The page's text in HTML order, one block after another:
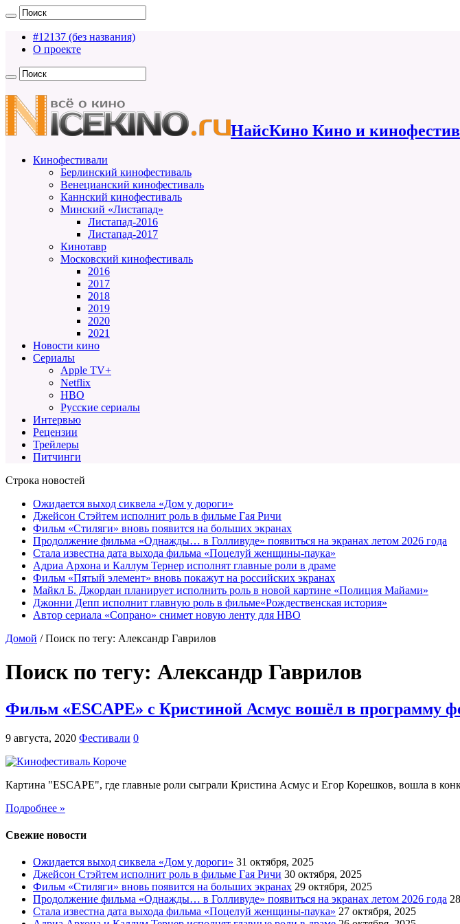
#12137 (без названия)
О проекте
НайсКино Кино и
Кинофестивали
Берлинский кинофестиваль
Венецианский кинофестиваль
Каннский кинофестиваль
Минский «Листапад»
Листапад-2016
Листапад-2017
Кинотавр
Московский кинофестиваль
2016
2017
2018
2019
2020
2021
Новости кино
Сериалы
Apple TV+
Netflix
HBO
Русские сериалы
Интервью
Рецензии
Трейлеры
Питчинги
Строка новостей
Ожидается выход сиквела «Дом у дороги»
Джейсон Стэйтем исполнит роль в фильме Гая Ричи
Фильм «Стиляги» вновь появится на больших экранах
Продолжение фильма «Однажды… в Голливуде» появиться на экранах летом 2026 года
Стала известна дата выхода фильма «Поцелуй женщины-паука»
Адриа Архона и Каллум Тернер исполнят главные роли в драме
Фильм «Пятый элемент» вновь покажут на российских экранах
Майкл Б. Джордан планирует исполнить роль в новой картине «Полиция Майами»
Джонни Депп исполнит главную роль в фильме«Рождественская история»
Автор сериала «Сопрано» снимет новую ленту для HBO
Домой / Поиск по тегу: Александр Гаврилов
Поиск по тегу: Александр Гаврилов
Фильм «ESCAPE» с Кристиной Асмус вошёл в программу
9 августа, 2020 Фестивали 0
Картина "ESCAPE", где главные роли сыграли Кристина Асмус и Егор Корешков, вошла в
Подробнее »
Свежие новости
Ожидается выход сиквела «Дом у дороги» 31 октября, 2025
Джейсон Стэйтем исполнит роль в фильме Гая Ричи 30 октября, 2025
Фильм «Стиляги» вновь появится на больших экранах 29 октября, 2025
Продолжение фильма «Однажды… в Голливуде» появиться на экранах летом 2026 года
Стала известна дата выхода фильма «Поцелуй женщины-паука» 27 октября, 2025